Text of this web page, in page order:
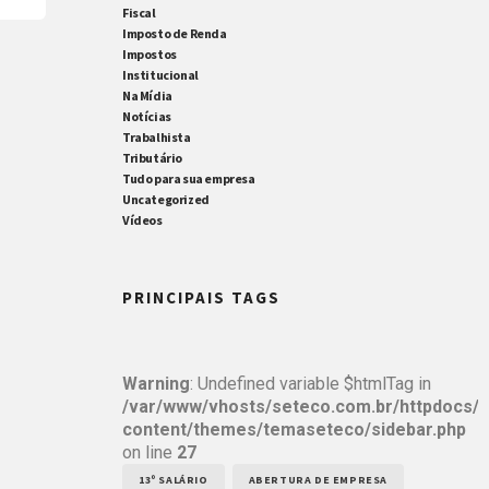
Fiscal
Imposto de Renda
Impostos
Institucional
Na Mídia
Notícias
Trabalhista
Tributário
Tudo para sua empresa
Uncategorized
Vídeos
PRINCIPAIS TAGS
Warning: Undefined variable $htmlTag in
/var/www/vhosts/seteco.com.br/httpdocs/
content/themes/temaseteco/sidebar.php
on line 27
13º SALÁRIO ABERTURA DE EMPRESA